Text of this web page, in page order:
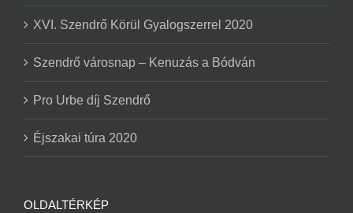
XVI. Szendrő Körül Gyalogszerrel 2020
Szendrő városnap – Kenuzás a Bódván
Pro Urbe díj Szendrő
Éjszakai túra 2020
OLDALTÉRKÉP